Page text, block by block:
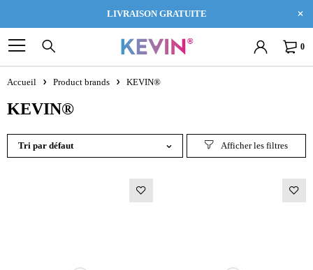
LIVRAISON GRATUITE
0
Accueil Product brands KEVIN®
KEVIN®
Tri par défaut